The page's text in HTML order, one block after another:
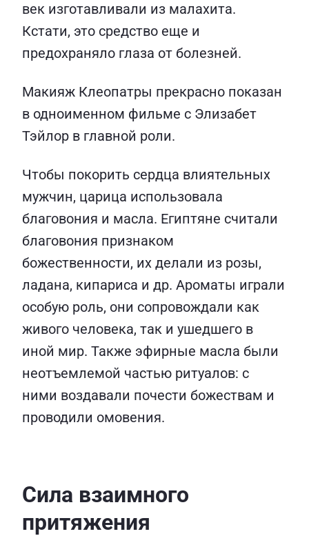
век изготавливали из малахита.
Кстати, это средство еще и
предохраняло глаза от болезней.
Макияж Клеопатры прекрасно показан
в одноименном фильме с Элизабет
Тэйлор в главной роли.
Чтобы покорить сердца влиятельных
мужчин, царица использовала
благовония и масла. Египтяне считали
благовония признаком
божественности, их делали из розы,
ладана, кипариса и др. Ароматы играли
особую роль, они сопровождали как
живого человека, так и ушедшего в
иной мир. Также эфирные масла были
неотъемлемой частью ритуалов: с
ними воздавали почести божествам и
проводили омовения.
Сила взаимного
притяжения